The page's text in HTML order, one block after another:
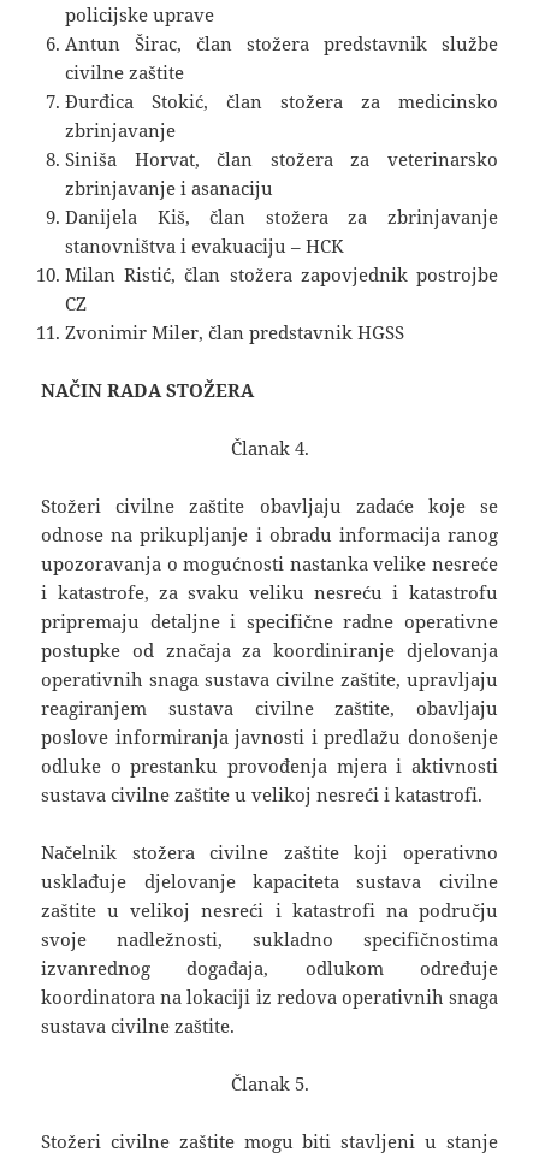
policijske uprave
Antun Širac, član stožera predstavnik službe
civilne zaštite
Đurđica Stokić, član stožera za medicinsko
zbrinjavanje
Siniša Horvat, član stožera za veterinarsko
zbrinjavanje i asanaciju
Danijela Kiš, član stožera za zbrinjavanje
stanovništva i evakuaciju – HCK
Milan Ristić, član stožera zapovjednik postrojbe
CZ
Zvonimir Miler, član predstavnik HGSS
NAČIN RADA STOŽERA
Članak 4.
Stožeri civilne zaštite obavljaju zadaće koje se
odnose na prikupljanje i obradu informacija ranog
upozoravanja o mogućnosti nastanka velike nesreće
i katastrofe, za svaku veliku nesreću i katastrofu
pripremaju detaljne i specifične radne operativne
postupke od značaja za koordiniranje djelovanja
operativnih snaga sustava civilne zaštite, upravljaju
reagiranjem sustava civilne zaštite, obavljaju
poslove informiranja javnosti i predlažu donošenje
odluke o prestanku provođenja mjera i aktivnosti
sustava civilne zaštite u velikoj nesreći i katastrofi.
Načelnik stožera civilne zaštite koji operativno
usklađuje djelovanje kapaciteta sustava civilne
zaštite u velikoj nesreći i katastrofi na području
svoje nadležnosti, sukladno specifičnostima
izvanrednog događaja, odlukom određuje
koordinatora na lokaciji iz redova operativnih snaga
sustava civilne zaštite.
Članak 5.
Stožeri civilne zaštite mogu biti stavljeni u stanje